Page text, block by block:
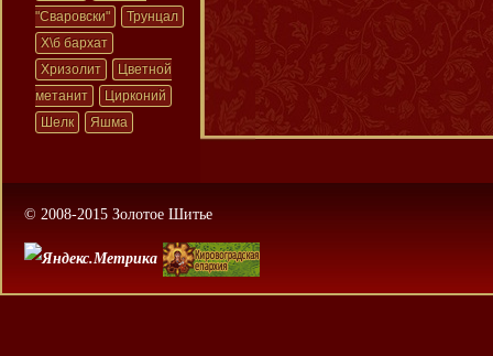
"Сваровски"
Трунцал
Х\б бархат
Хризолит
Цветной
метанит
Цирконий
Шелк
Яшма
© 2008-2015 Золотое Шитье